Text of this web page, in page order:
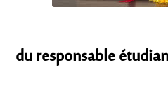
du responsable